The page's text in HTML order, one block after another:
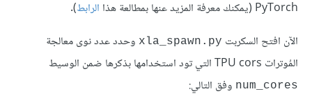
PyTorch (يمكنك معرفة المزيد عنها بمطالعة هذا الرابط).
الآن افتح السكربت xla_spawn.py وحدد عدد نوى معالجة
المُوترات TPU cors التي تود استخدامها بذكرها ضمن الوسيط
num_cores وفق التالي: